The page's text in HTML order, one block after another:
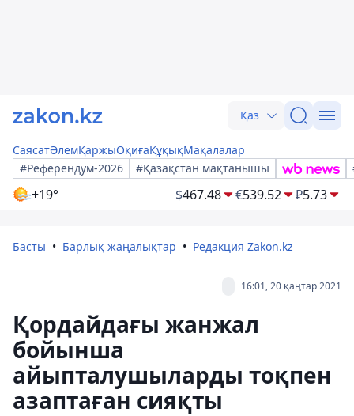
Қаз
СаясатӘлемҚаржыОқиғаҚұқықМақалалар
#Референдум-2026
#Қазақстан мақтанышы
+19° $467.48 €539.52 ₽5.73
Басты Барлық жаңалықтар Редакция Zakon.kz
16:01, 20 қаңтар 2021
Қордайдағы жанжал
бойынша
айыпталушыларды тоқпен
азаптаған сияқты